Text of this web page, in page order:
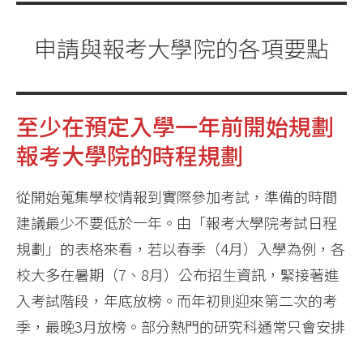
申請與報考大學院的各項要點
至少在預定入學一年前開始規劃
報考大學院的時程規劃
從開始蒐集學校情報到實際參加考試，準備的時間
建議最少不要低於一年。由「報考大學院考試日程
規劃」的表格來看，若以春季（4月）入學為例，各
校大多在暑期（7、8月）公布招生資訊，緊接著進
入考試階段，年底放榜。而年初則迎來第二次的考
季，最晚3月放榜。部分熱門的研究科通常只會安排